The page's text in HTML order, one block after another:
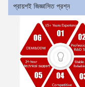
প্রায়শই জিজ্ঞাসিত প্রশ্ন